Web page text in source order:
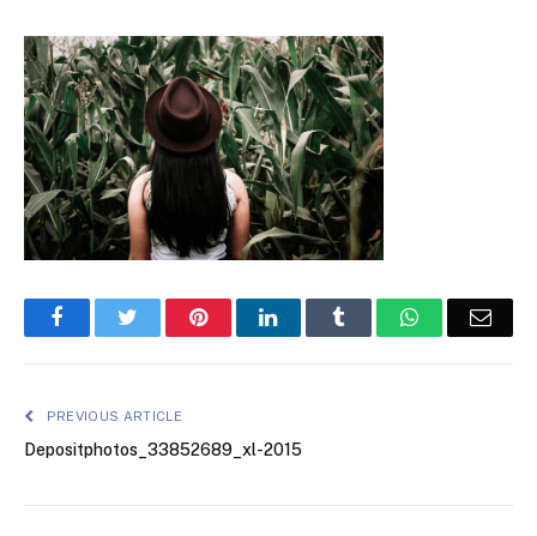
FacebookTwitter PinterestLinkedIn Tumblr WhatsApp
PREVIOUS ARTICLE
Depositphotos_33852689_xl-2015